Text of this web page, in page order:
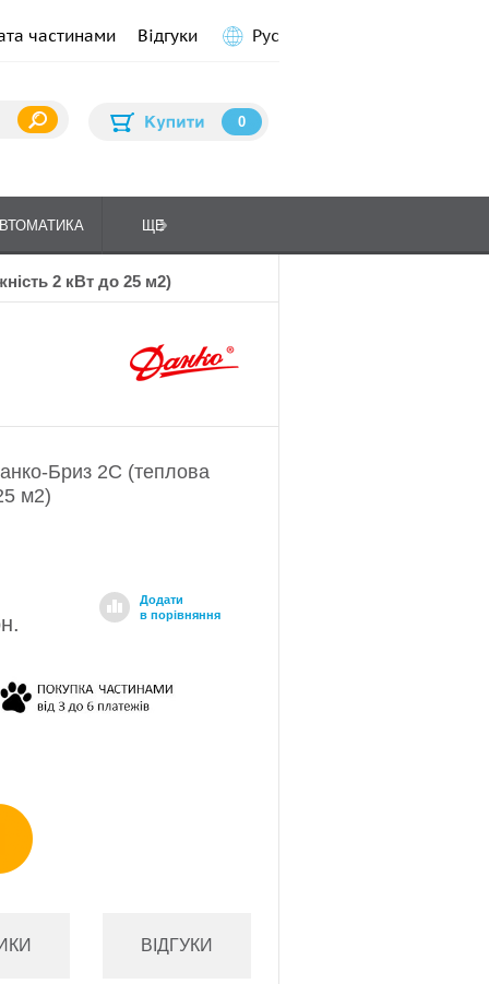
частинами Відгуки Рус
0
ЩЕ
2 кВт до 25 м2)
Бриз 2С (теплова
м2)
Додати
в порівняння
ВІДГУКИ